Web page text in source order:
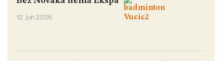
12. jun 2026.